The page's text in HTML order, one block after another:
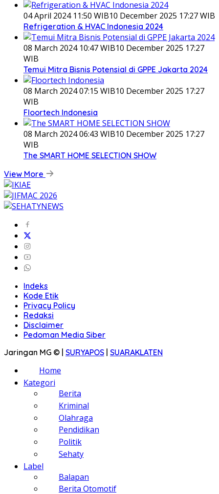
04 April 2024 11:50 WIB10 December 2025 17:27 WIB
Refrigeration & HVAC Indonesia 2024
08 March 2024 10:47 WIB10 December 2025 17:27
WIB
Temui Mitra Bisnis Potensial di GPPE Jakarta 2024
08 March 2024 07:15 WIB10 December 2025 17:27
WIB
Floortech Indonesia
08 March 2024 06:43 WIB10 December 2025 17:27
WIB
The SMART HOME SELECTION SHOW
View More
Indeks
Kode Etik
Privacy Policy
Redaksi
Disclaimer
Pedoman Media Siber
Jaringan MG © | SURYAPOS SUARAKLATEN
Home
Kategori
Berita
Kriminal
Olahraga
Pendidikan
Politik
Sehaty
Label
Balapan
Berita Otomotif